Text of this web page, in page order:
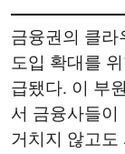
금융권의 클라
도입 확대를
급됐다. 이 부
서 금융사들이
거치지 않고도